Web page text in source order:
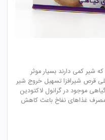
که شیر کمی دارند بسیار موثر
قرص شیرافزا تسهیل خروج شیر
موجود در گرانول لاکتودین
غذاهای نفاخ باعث کاهش